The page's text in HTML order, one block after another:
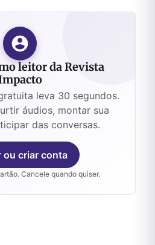
leitor da Revista
leva 30 segundos.
áudios, montar sua
das conversas.
ou criar conta
Cancele quando quiser.